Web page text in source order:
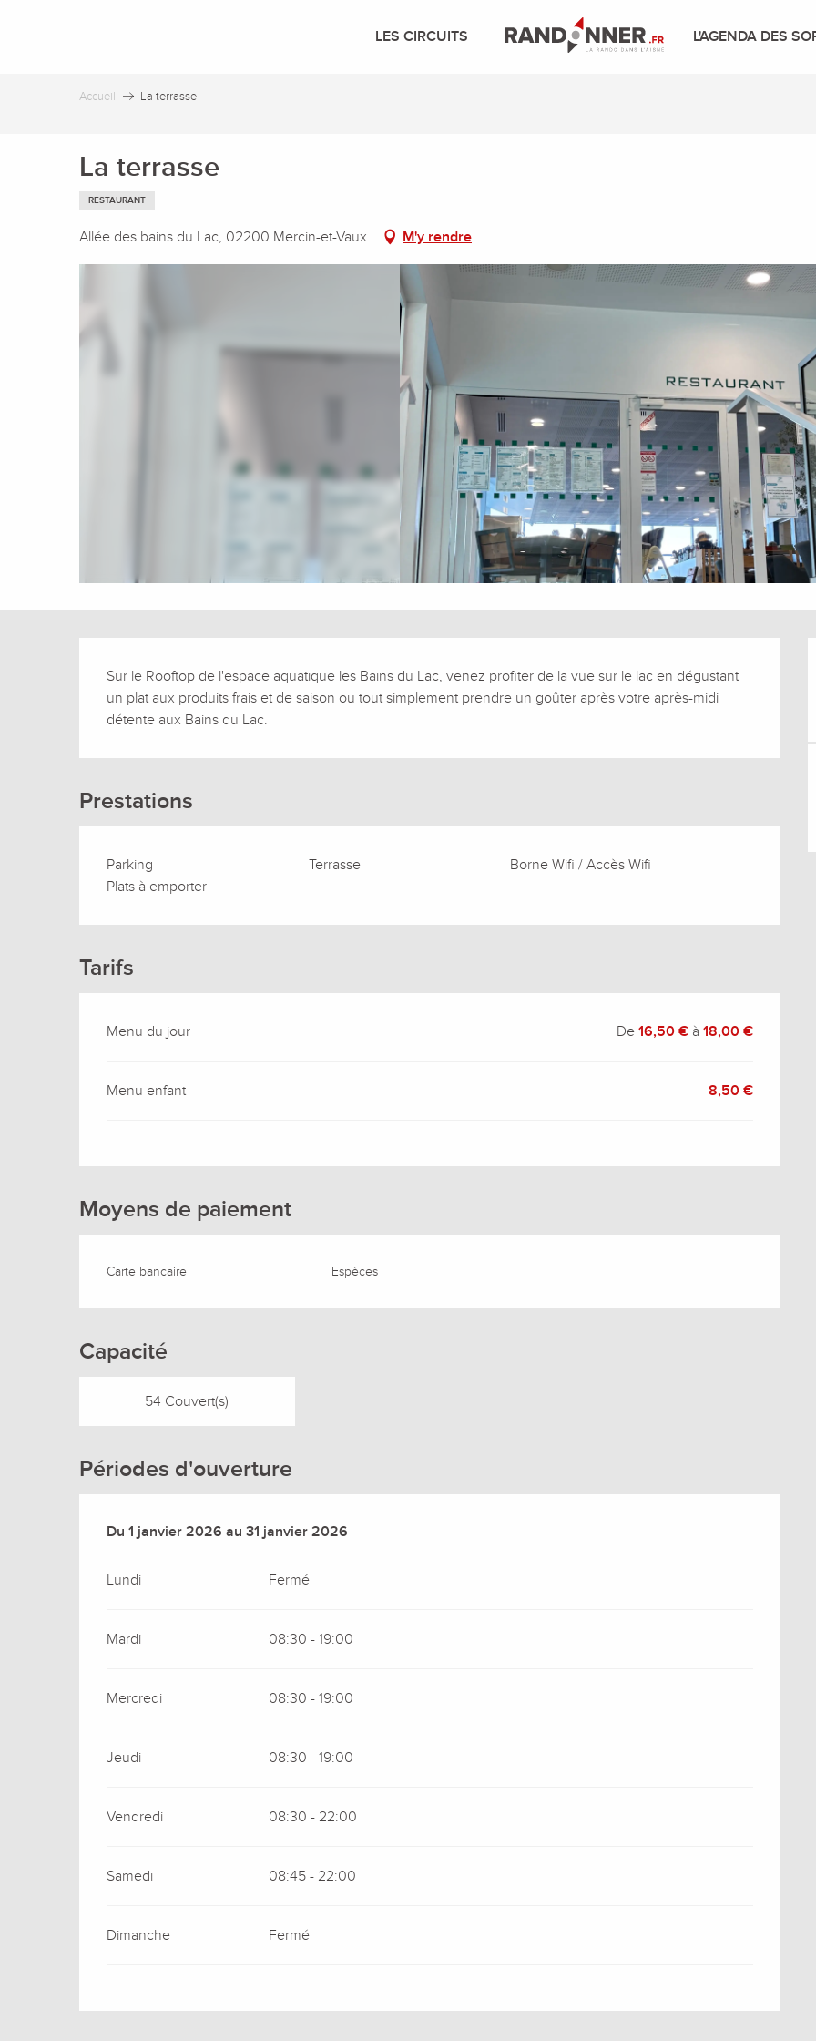
LES CIRCUITS L'AGENDA DES
Accueil La terrasse
La terrasse
RESTAURANT
Allée des bains du Lac, 02200 Mercin-et-Vaux M'y rendre
Description
Sur le Rooftop de l'espace aquatique les Bains du Lac, venez profiter de la vue sur le lac en dégustant
un plat aux produits frais et de saison ou tout simplement prendre un goûter après votre après-midi
détente aux Bains du Lac.
Prestations
Parking Terrasse
Borne Wifi / Accès Wifi
Plats à emporter
Tarifs
Menu du jour De16,50 € à18,00 €
Menu enfant 8,50 €
Moyens de paiement
Carte bancaire Espèces
Capacité
54 Couvert(s)
Périodes d'ouverture
Du 1 janvier 2026au 31 janvier 2026
Du 1 janvier 2026au 31 janvier 2026
Lundi Fermé
Mardi 08:30 - 19:00
Mercredi 08:30 - 19:00
Jeudi 08:30 - 19:00
Vendredi 08:30 - 22:00
Samedi 08:45 - 22:00
Dimanche Fermé